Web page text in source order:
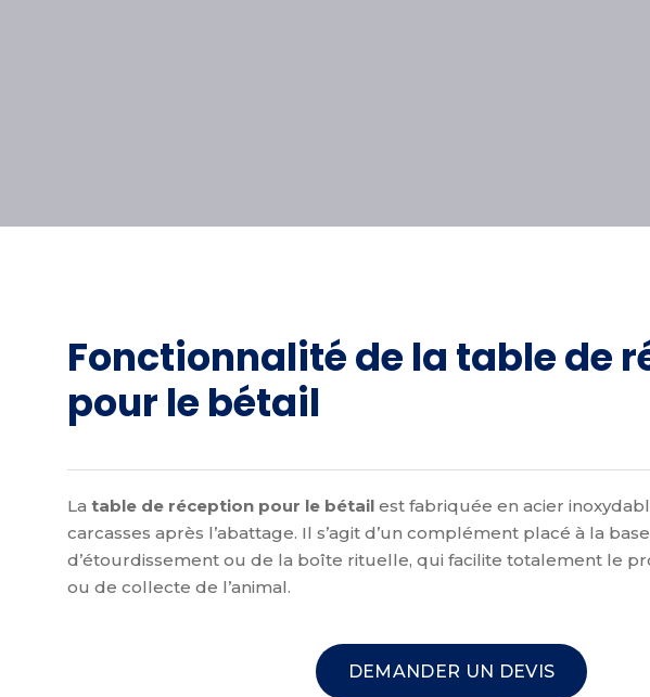
Fonctionnalité de la table de
pour le bétail
La table de réception pour le bétail est fabriquée en acier
carcasses après l’abattage. Il s’agit d’un complément placé à la
d’étourdissement ou de la boîte rituelle, qui facilite totalement le
ou de collecte de l’animal.
DEMANDER UN DEVIS